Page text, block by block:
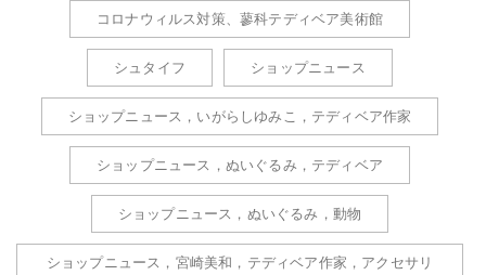
コロナウィルス対策、蓼科テディベア美術館
シュタイフ ショップニュース
ショップニュース，いがらしゆみこ，テディベア作家
ショップニュース，ぬいぐるみ，テディベア
ショップニュース，ぬいぐるみ，動物
ショップニュース，宮崎美和，テディベア作家，アクセサリ